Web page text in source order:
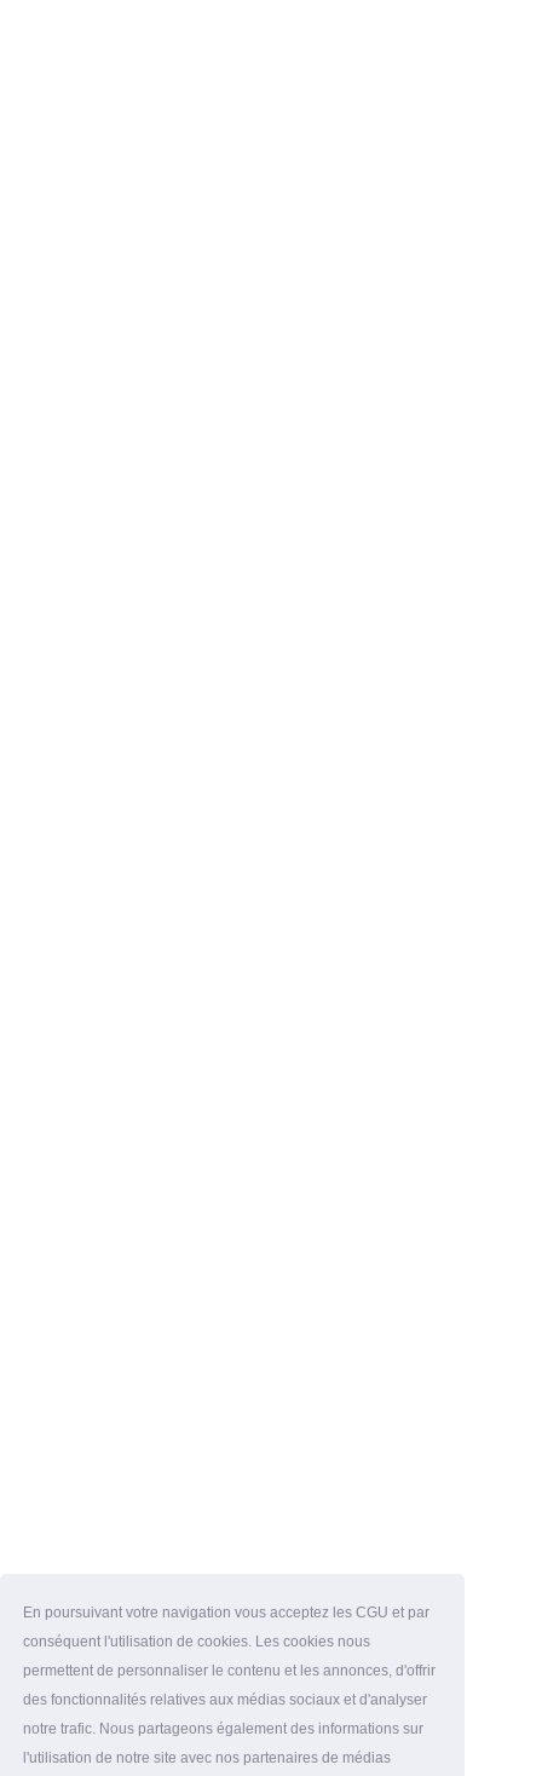
En poursuivant votre navigation vous acceptez les CGU et par
conséquent l'utilisation de cookies. Les cookies nous
permettent de personnaliser le contenu et les annonces, d'offrir
des fonctionnalités relatives aux médias sociaux et d'analyser
notre trafic. Nous partageons également des informations sur
l'utilisation de notre site avec nos partenaires de médias